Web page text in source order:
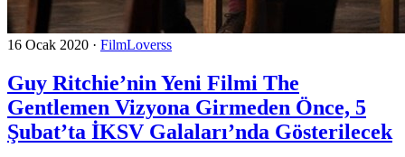
16 Ocak 2020 · FilmLoverss
Guy Ritchie’nin Yeni Filmi The
Gentlemen Vizyona Girmeden Önce, 5
Şubat’ta İKSV Galaları’nda Gösterilecek